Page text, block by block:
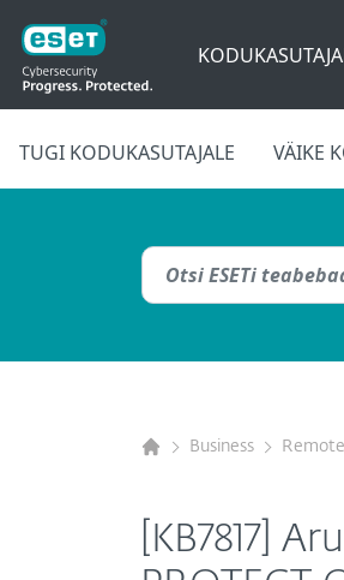
TUGI KODUKASUTAJALE VÄIKE
Business
[KB7817]